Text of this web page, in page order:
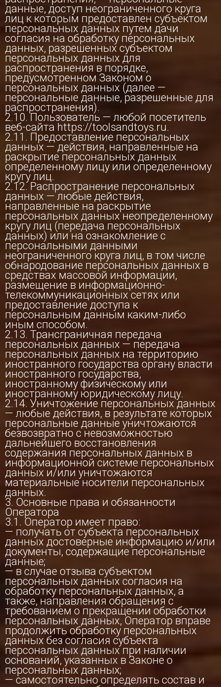
данные, доступ неограниченного круга
лиц к которым предоставлен субъектом
персональных данных путем дачи
согласия на обработку персональных
данных, разрешенных субъектом
персональных данных для
распространения в порядке,
предусмотренном Законом о
персональных данных (далее —
персональные данные, разрешенные для
распространения).
2.10. Пользователь — любой посетитель
веб-сайта https://toolsandtoys.ru.
2.11. Предоставление персональных
данных — действия, направленные на
раскрытие персональных данных
определенному лицу или определенному
кругу лиц.
2.12. Распространение персональных
данных — любые действия,
направленные на раскрытие
персональных данных неопределенному
кругу лиц (передача персональных
данных) или на ознакомление с
персональными данными
неограниченного круга лиц, в том числе
обнародование персональных данных в
средствах массовой информации,
размещение в информационно-
телекоммуникационных сетях или
предоставление доступа к
персональным данным каким-либо
иным способом.
2.13. Трансграничная передача
персональных данных — передача
персональных данных на территорию
иностранного государства органу власти
иностранного государства,
иностранному физическому или
иностранному юридическому лицу.
2.14. Уничтожение персональных данных
— любые действия, в результате которых
персональные данные уничтожаются
безвозвратно с невозможностью
дальнейшего восстановления
содержания персональных данных в
информационной системе персональных
данных и/или уничтожаются
материальные носители персональных
данных.
3. Основные права и обязанности
Оператора
3.1. Оператор имеет право:
— получать от субъекта персональных
данных достоверные информацию и/или
документы, содержащие персональные
данные;
— в случае отзыва субъектом
персональных данных согласия на
обработку персональных данных, а
также, направления обращения с
требованием о прекращении обработки
персональных данных, Оператор вправе
продолжить обработку персональных
данных без согласия субъекта
персональных данных при наличии
оснований, указанных в Законе о
персональных данных;
— самостоятельно определять состав и